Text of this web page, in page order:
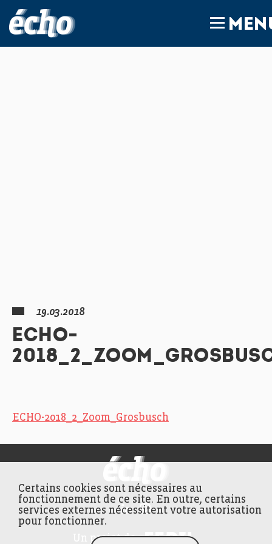
19.03.2018
ECHO-
ECHO-2018_2_Zoom_Grosbusch
FEDIL écho
Un projet de
Certains cookies sont nécessaires au
fonctionnement de ce site. En outre, certains
services externes nécessitent votre autorisation
pour fonctionner.